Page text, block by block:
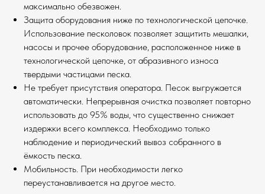
максимально обезвожен.
Защита оборудования ниже по технологической цепочке.
Использование песколовок позволяет защитить мешалки,
насосы и прочее оборудование, расположенное ниже в
технологической цепочке, от абразивного износа
твердыми частицами песка.
Не требует присутствия оператора. Песок выгружается
автоматически. Непрерывная очистка позволяет повторно
использовать до 95% воды, что существенно снижает
издержки всего комплекса. Необходимо только
наблюдение и периодический вывоз собранного в
ёмкость песка.
Мобильность. При необходимости легко
переустанавливается на другое место.